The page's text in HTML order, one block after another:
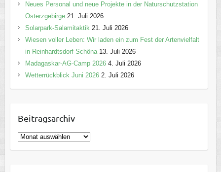
Neues Personal und neue Projekte in der Naturschutzstation
Osterzgebirge 21. Juli 2026
Solarpark-Salamitaktik 21. Juli 2026
Wiesen voller Leben: Wir laden ein zum Fest der Artenvielfalt
in Reinhardtsdorf-Schöna 13. Juli 2026
Madagaskar-AG-Camp 2026 4. Juli 2026
Wetterrückblick Juni 2026 2. Juli 2026
Beitragsarchiv
B
e